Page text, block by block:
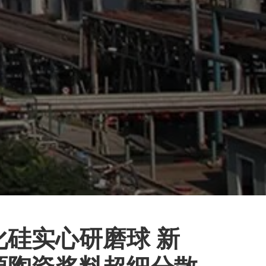
硅实心研磨球 新